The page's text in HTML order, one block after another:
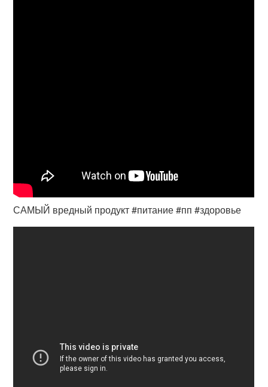
САМЫЙ вредный продукт #питание #пп #здоровье